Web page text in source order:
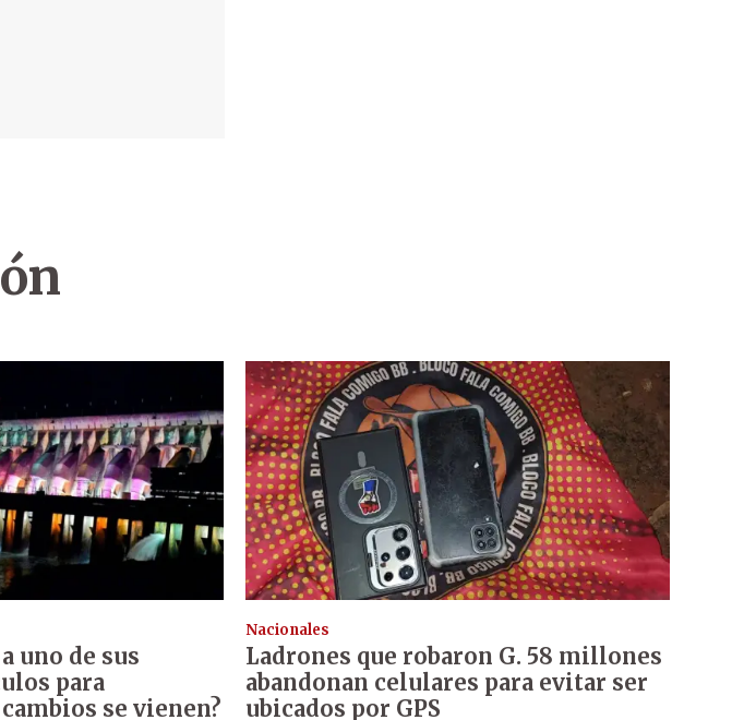
uno de sus
para
se vienen?
Nacionales
Ladrones que robaron G. 58 millones
abandonan celulares para evitar ser
ubicados por GPS